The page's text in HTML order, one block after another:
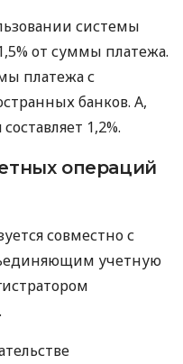
системы
от суммы платежа.
платежа с
банков. А,
1,2%.
операций
совместно с
учетную